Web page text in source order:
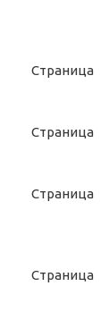
Страница
Страница
Страница
Страница